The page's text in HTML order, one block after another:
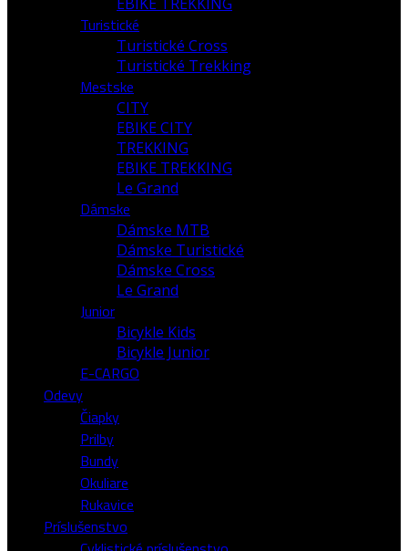
Turistické
Turistické Cross
Turistické Trekking
Mestske
CITY
EBIKE CITY
TREKKING
EBIKE TREKKING
Le Grand
Dámske
Dámske MTB
Dámske Turistické
Dámske Cross
Le Grand
Junior
Bicykle Kids
Bicykle Junior
E-CARGO
Odevy
Čiapky
Prilby
Bundy
Okuliare
Rukavice
Príslušenstvo